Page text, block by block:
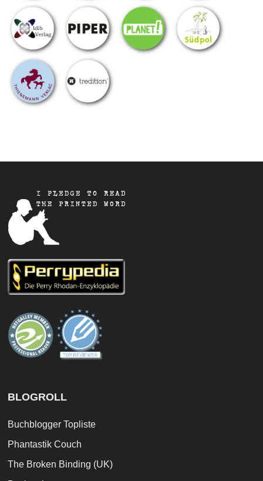
BLOGROLL
Buchblogger Topliste
Phantastik Couch
The Broken Binding (UK)